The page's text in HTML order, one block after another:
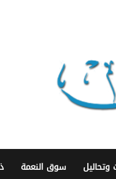
وتحاليل سوق النعمة